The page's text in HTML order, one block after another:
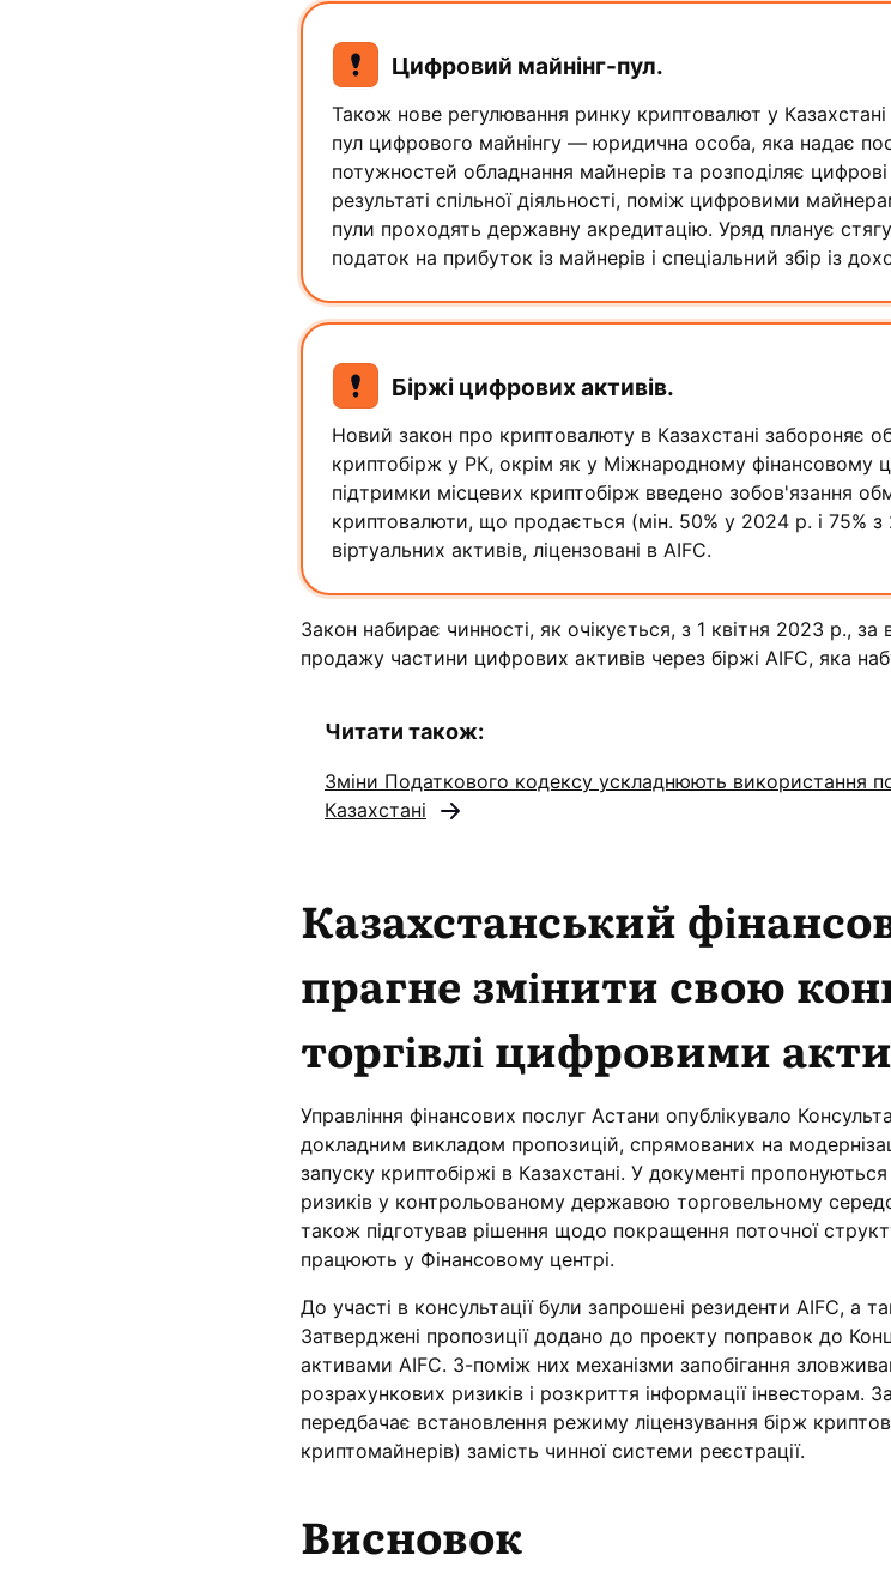
Цифровий майнінг-пул.
Також нове регулювання ринку криптовалют у
пул цифрового майнінгу — юридична особа, яка надає
потужностей обладнання майнерів та розподіляє
результаті спільної діяльності, поміж цифровими
пули проходять державну акредитацію. Уряд планує
податок на прибуток із майнерів і спеціальний збір із
Біржі цифрових активів.
Новий закон про криптовалюту в Казахстані забороняє
криптобірж у РК, окрім як у Міжнародному фінансовому
підтримки місцевих криптобірж введено зобов'язання
криптовалюти, що продається (мін. 50% у 2024 р. і 75% з
віртуальних активів, ліцензовані в AIFC.
Закон набирає чинності, як очікується, з 1 квітня 2023 р.,
продажу частини цифрових активів через біржі AIFC, яка
Читати також:
Зміни Податкового кодексу ускладнюють використання
Казахстані
Казахстанський
прагне змінити свою
торгівлі цифровими
Управління фінансових послуг Астани опублікувало
докладним викладом пропозицій, спрямованих на
запуску криптобіржі в Казахстані. У документі
ризиків у контрольованому державою торговельному
також підготував рішення щодо покращення поточної
працюють у Фінансовому центрі.
До участі в консультації були запрошені резиденти AIFC, а
Затверджені пропозиції додано до проекту поправок до
активами AIFC. З-поміж них механізми запобігання
розрахункових ризиків і розкриття інформації інвесторам.
передбачає встановлення режиму ліцензування бірж
криптомайнерів) замість чинної системи реєстрації.
Висновок